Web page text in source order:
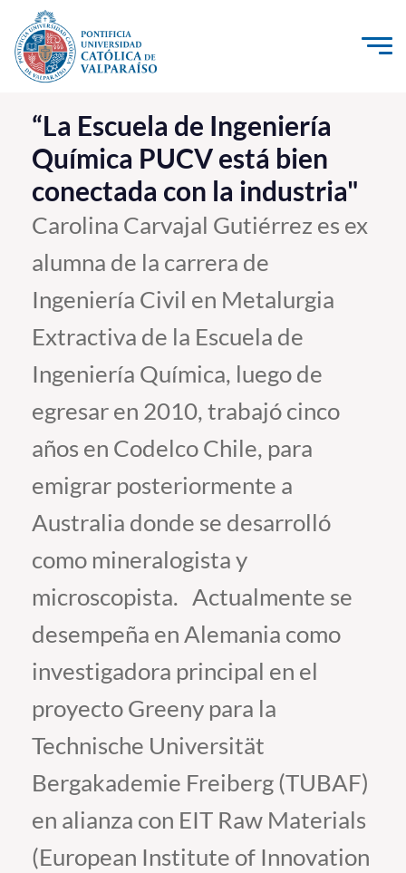
Click acá para ir directamente al contenido
La Universidad
Investigación, Creación e Innovación
PUCV Internacional
Vinculación con el Medio
Admisión
Estudiantes
Académicos
Funcionarios
Alumni
English
“La Escuela de Ingeniería
Química PUCV está bien
conectada con la industria"
Carolina Carvajal Gutiérrez es ex
alumna de la carrera de
Ingeniería Civil en Metalurgia
Extractiva de la Escuela de
Ingeniería Química, luego de
egresar en 2010, trabajó cinco
años en Codelco Chile, para
emigrar posteriormente a
Australia donde se desarrolló
como mineralogista y
microscopista. Actualmente se
desempeña en Alemania como
investigadora principal en el
proyecto Greeny para la
Technische Universität
Bergakademie Freiberg (TUBAF)
en alianza con EIT Raw Materials
(European Institute of Innovation